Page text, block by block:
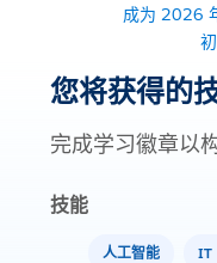
成为 2026
您将获得的
完成学习徽章以
技能
人工智能 IT